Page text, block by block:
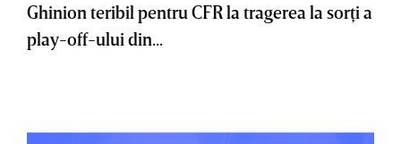
Ghinion teribil pentru CFR la tragerea la sorţi a
play-off-ului din...